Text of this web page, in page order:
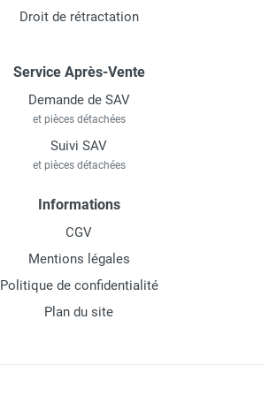
Droit de rétractation
Service Après-Vente
Demande de SAV
et pièces détachées
Suivi SAV
et pièces détachées
Informations
CGV
Mentions légales
Politique de confidentialité
Plan du site